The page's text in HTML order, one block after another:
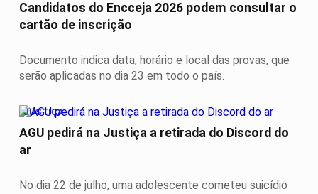
Candidatos do Encceja 2026 podem consultar o
cartão de inscrição
Documento indica data, horário e local das provas, que
serão aplicadas no dia 23 em todo o país.
JUSTIÇA
AGU pedirá na Justiça a retirada do Discord do
ar
No dia 22 de julho, uma adolescente cometeu suicídio